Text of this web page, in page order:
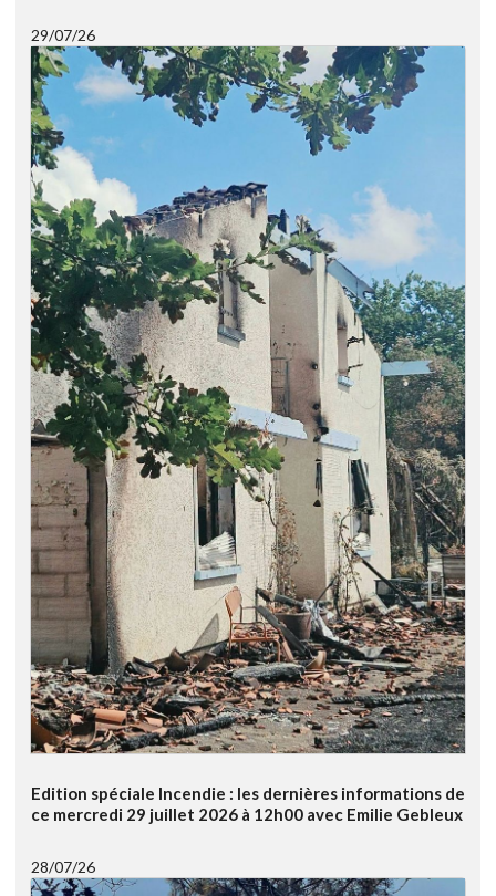
29/07/26
Edition spéciale Incendie : les dernières informations de
ce mercredi 29 juillet 2026 à 12h00 avec Emilie Gebleux
28/07/26